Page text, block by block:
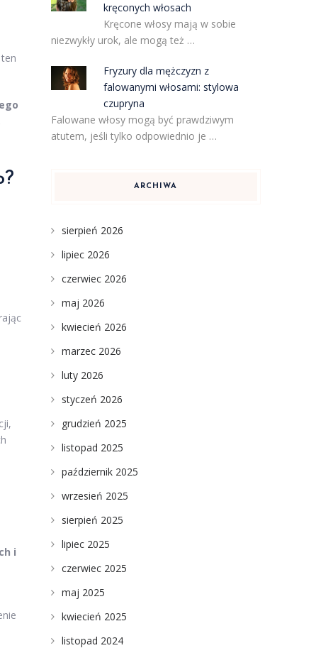
i
kręconych włosach
Kręcone włosy mają w sobie
niezwykły urok, ale mogą też …
Fryzury dla mężczyzn z
falowanymi włosami: stylowa
czupryna
Falowane włosy mogą być prawdziwym
atutem, jeśli tylko odpowiednio je …
ARCHIWA
sierpień 2026
lipiec 2026
czerwiec 2026
maj 2026
kwiecień 2026
marzec 2026
luty 2026
styczeń 2026
grudzień 2025
listopad 2025
październik 2025
wrzesień 2025
sierpień 2025
lipiec 2025
czerwiec 2025
maj 2025
kwiecień 2025
listopad 2024